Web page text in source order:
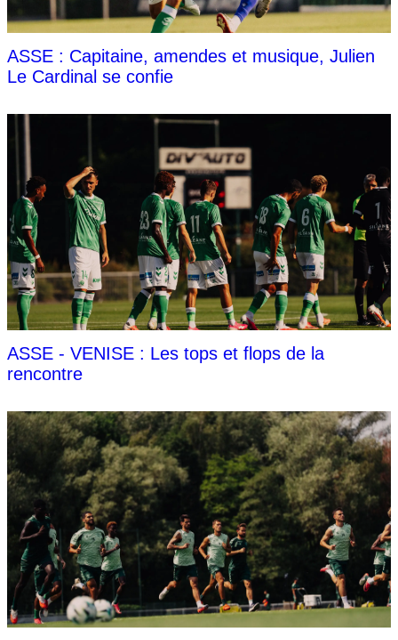
ASSE : Capitaine, amendes et musique, Julien
Le Cardinal se confie
ASSE - VENISE : Les tops et flops de la
rencontre